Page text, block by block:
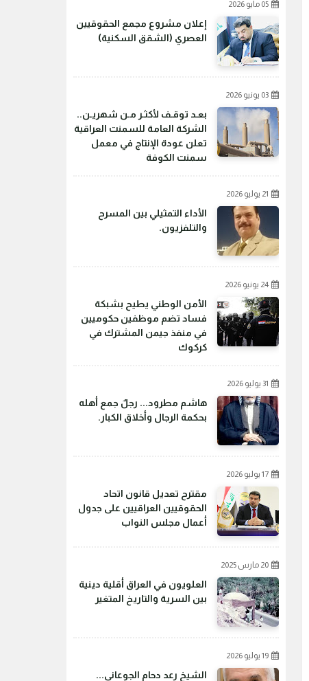
05 مايو 2026
إعلان مشروع مجمع الحقوقيين
العصري (الشقق السكنية)
03 يونيو 2026
بعـد توقـف لأكثـر مـن شهريـن..
الشركة العامة للسمنت العراقية
تعلن عودة الإنتاج في معمل
سمنت الكوفة
21 يوليو 2026
الأداء التمثيلي بين المسرح
والتلفزيون.
24 يونيو 2026
الأمن الوطني يطيح بشبكة
فساد تضم موظفين حكوميين
في منفذ جيمن المشترك في
كركوك
31 يوليو 2026
هاشم مطرود... رجلٌ جمع أهله
بحكمة الرجال وأخلاق الكبار.
17 يوليو 2026
مقترح تعديل قانون اتحاد
الحقوقيين العراقيين على جدول
أعمال مجلس النواب
20 مارس 2025
العلويون في العراق أقلية دينية
بين السرية والتاريخ المتغير
19 يوليو 2026
الشيخ رعد دحام الجوعاني...